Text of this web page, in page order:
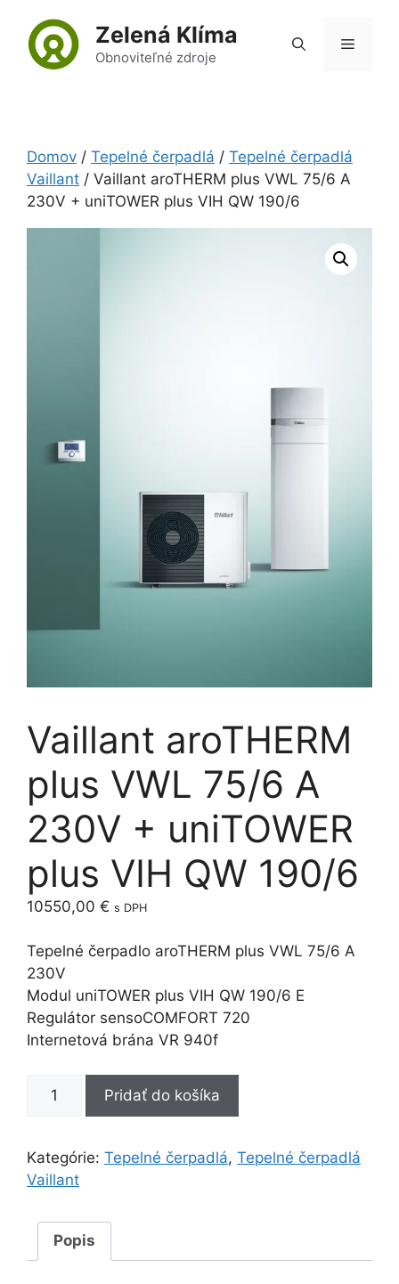
obsah
Zelená Klíma
Obnoviteľné zdroje
Menu
Domov / Tepelné čerpadlá / Tepelné čerpadlá
Vaillant / Vaillant aroTHERM plus VWL 75/6 A
230V + uniTOWER plus VIH QW 190/6
Vaillant aroTHERM
plus VWL 75/6 A
230V + uniTOWER
plus VIH QW 190/6
10550,00 € s DPH
Tepelné čerpadlo aroTHERM plus VWL 75/6 A
230V
Modul uniTOWER plus VIH QW 190/6 E
Regulátor sensoCOMFORT 720
Internetová brána VR 940f
Vaillant
plus
VWL
230V
+
Pridať do košíka
Kategórie: Tepelné čerpadlá, Tepelné čerpadlá
Vaillant
Popis